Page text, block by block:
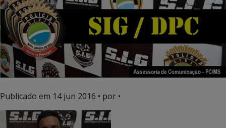
Publicado em 14 jun 2016 • por •